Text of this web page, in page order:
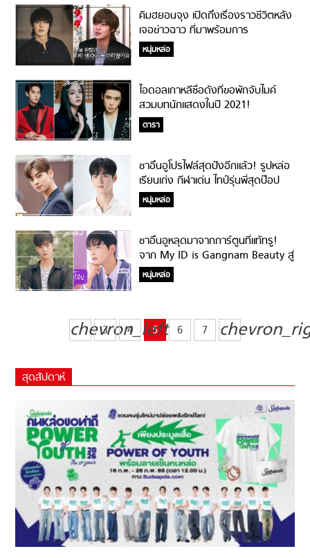
คิมฮยอนจุง เปิดถึงเรื่องราวชีวิตหลัง
เจอข่าวฉาว ที่มาพร้อมการ
เปลี่ยนแปลง!
หนุ่มหล่อ
ไอดอลเกาหลีชื่อดังที่ขอพักจับไมค์
สวมบทนักแสดงในปี 2021!
ดารา
ชาอึนอูโปรไฟล์สุดปังอีกแล้ว! รูปหล่อ
เรียนเก่ง กีฬาเด่น ไทป์รุ่นพี่สุดป๊อป
หนุ่มหล่อ
ชาอึนอูหลุดมาจากการ์ตูนที่แท้ทรู!
จาก My ID is Gangnam Beauty สู่
True Beauty!
หนุ่มหล่อ
chevron_left
3 4 5 6 7
สุดสัปดาห์